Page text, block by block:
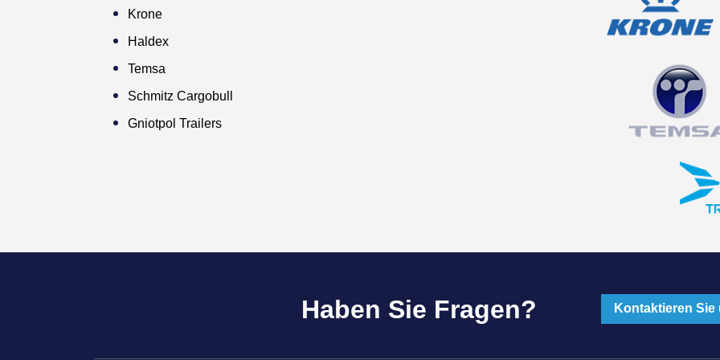
Krone
Haldex
Temsa
Schmitz Cargobull
Gniotpol Trailers
Haben Sie Fragen? Kontaktieren